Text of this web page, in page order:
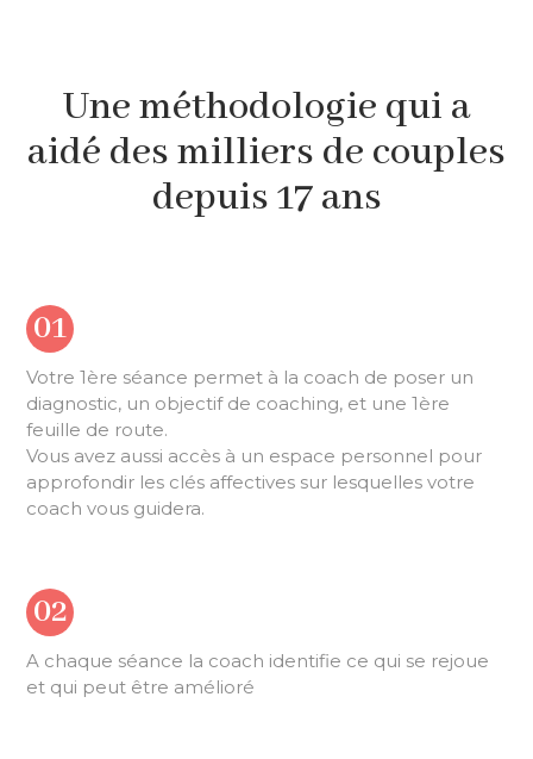
Une méthodologie qui a
aidé des milliers de couples
depuis 17 ans
01
Votre 1ère séance permet à la coach de poser un
diagnostic, un objectif de coaching, et une 1ère
feuille de route.
Vous avez aussi accès à un espace personnel pour
approfondir les clés affectives sur lesquelles votre
coach vous guidera.
02
A chaque séance la coach identifie ce qui se rejoue
et qui peut être amélioré